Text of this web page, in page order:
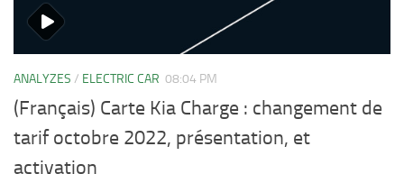
ANALYZES / ELECTRIC CAR 08:04 PM
(Français) Carte Kia Charge : changement de
tarif octobre 2022, présentation, et
activation